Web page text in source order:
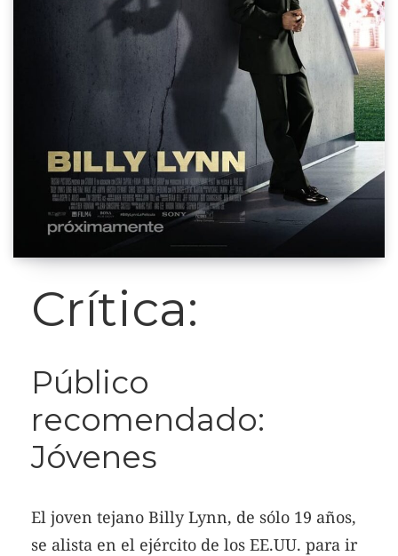
Crítica:
Público
recomendado:
Jóvenes
El joven tejano Billy Lynn, de sólo 19 años,
se alista en el ejército de los EE.UU. para ir